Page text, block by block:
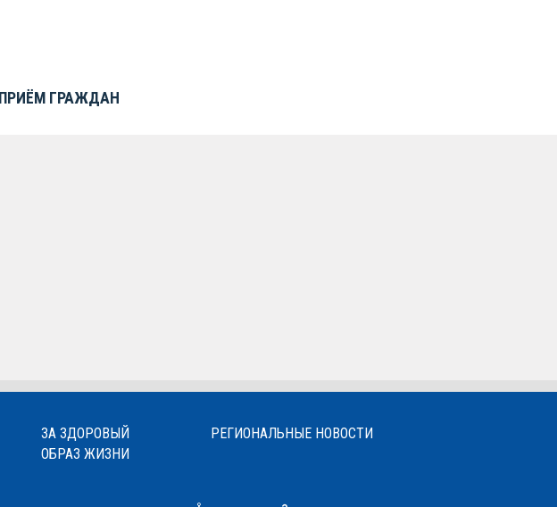
ПРИЁМ ГРАЖДАН
ЗА ЗДОРОВЫЙ
ОБРАЗ ЖИЗНИ
РЕГИОНАЛЬНЫЕ НОВОСТИ